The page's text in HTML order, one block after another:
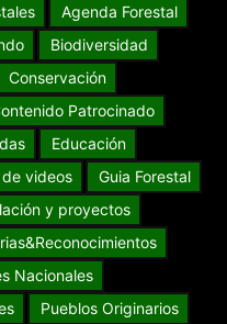
Agenda Forestal
Biodiversidad
Conservación
Patrocinado
Educación
videos
Guia Forestal
y proyectos
Nacionales
Pueblos Originarios